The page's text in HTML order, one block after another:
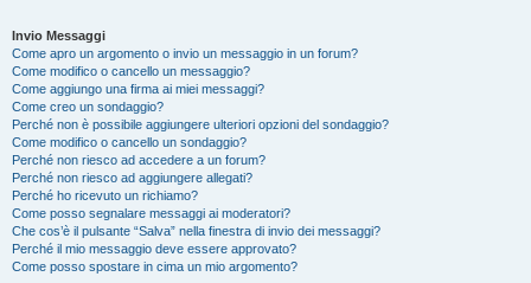
Invio Messaggi
Come apro un argomento o invio un messaggio in un forum?
Come modifico o cancello un messaggio?
Come aggiungo una firma ai miei messaggi?
Come creo un sondaggio?
Perché non è possibile aggiungere ulteriori opzioni del sondaggio?
Come modifico o cancello un sondaggio?
Perché non riesco ad accedere a un forum?
Perché non riesco ad aggiungere allegati?
Perché ho ricevuto un richiamo?
Come posso segnalare messaggi ai moderatori?
Che cos’è il pulsante “Salva” nella finestra di invio dei messaggi?
Perché il mio messaggio deve essere approvato?
Come posso spostare in cima un mio argomento?